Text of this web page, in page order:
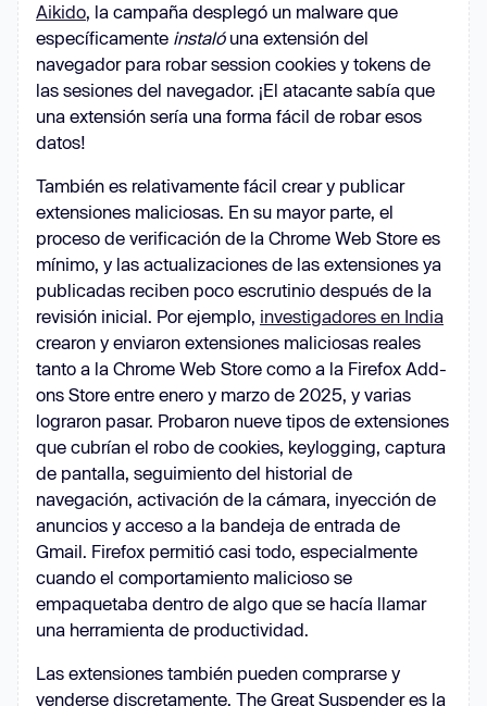
Aikido, la campaña desplegó un malware que
específicamente instalóuna extensión del
navegador para robar session cookies y tokens de
las sesiones del navegador. ¡El atacante sabía que
una extensión sería una forma fácil de robar esos
datos!
También es relativamente fácil crear y publicar
extensiones maliciosas. En su mayor parte, el
proceso de verificación de la Chrome Web Store es
mínimo, y las actualizaciones de las extensiones ya
publicadas reciben poco escrutinio después de la
revisión inicial. Por ejemplo, investigadores en India
crearon y enviaron extensiones maliciosas reales
tanto a la Chrome Web Store como a la Firefox Add-
ons Store entre enero y marzo de 2025, y varias
lograron pasar. Probaron nueve tipos de extensiones
que cubrían el robo de cookies, keylogging, captura
de pantalla, seguimiento del historial de
navegación, activación de la cámara, inyección de
anuncios y acceso a la bandeja de entrada de
Gmail. Firefox permitió casi todo, especialmente
cuando el comportamiento malicioso se
empaquetaba dentro de algo que se hacía llamar
una herramienta de productividad.
Las extensiones también pueden comprarse y
venderse discretamente. The Great Suspender es la